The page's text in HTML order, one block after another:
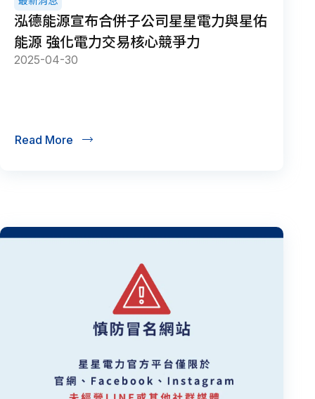
泓德能源宣布合併子公司星星電力與星佑
能源 強化電力交易核心競爭力
2025-04-30
Read More